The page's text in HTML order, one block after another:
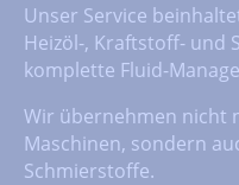
Unser Service
Heizöl-, Kraftstoff- und
komplette Fluid-
Wir übernehmen nicht
Maschinen, sondern
Schmierstoffe.